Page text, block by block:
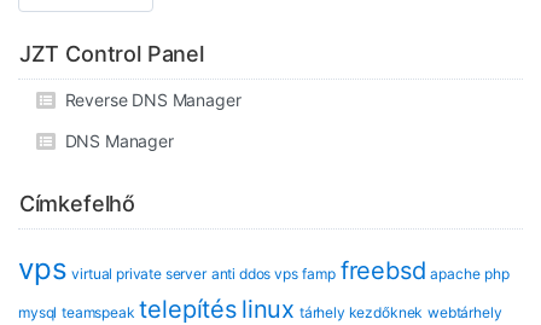
JZT Control Panel
Reverse DNS Manager
DNS Manager
Címkefelhő
vps virtual private server anti ddos vps famp freebsd apache php
mysql teamspeak telepítés linux tárhely kezdőknek webtárhely